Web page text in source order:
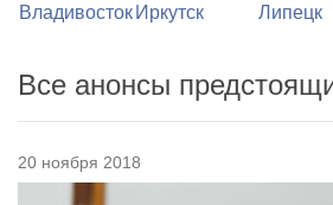
Владивосток Иркутск Липецк
Все анонсы
20 ноября 2018